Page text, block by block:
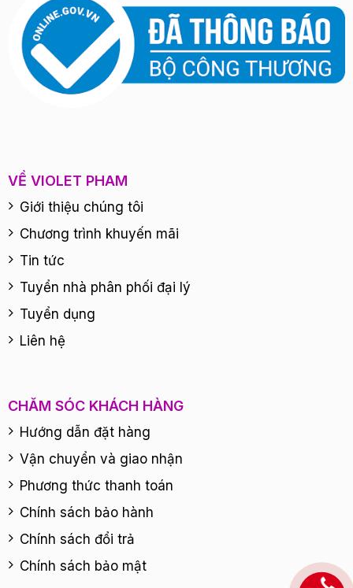
VỀ VIOLET PHAM
Giới thiệu chúng tôi
Chương trình khuyến mãi
Tin tức
Tuyển nhà phân phối đại lý
Tuyển dụng
Liên hệ
CHĂM SÓC KHÁCH HÀNG
Hướng dẫn đặt hàng
Vận chuyển và giao nhận
Phương thức thanh toán
Chính sách bảo hành
Chính sách đổi trả
Chính sách bảo mật